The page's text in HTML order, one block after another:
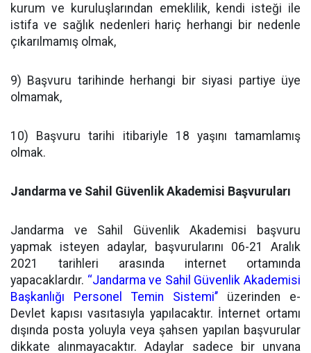
kurum ve kuruluşlarından emeklilik, kendi isteği ile
istifa ve sağlık nedenleri hariç herhangi bir nedenle
çıkarılmamış olmak,
9) Başvuru tarihinde herhangi bir siyasi partiye üye
olmamak,
10) Başvuru tarihi itibariyle 18 yaşını tamamlamış
olmak.
Jandarma ve Sahil Güvenlik Akademisi Başvuruları
Jandarma ve Sahil Güvenlik Akademisi başvuru
yapmak isteyen adaylar, başvurularını 06-21 Aralık
2021 tarihleri arasında internet ortamında
yapacaklardır. ‘‘Jandarma ve Sahil Güvenlik Akademisi
Başkanlığı Personel Temin Sistemi’’ üzerinden e-
Devlet kapısı vasıtasıyla yapılacaktır. İnternet ortamı
dışında posta yoluyla veya şahsen yapılan başvurular
dikkate alınmayacaktır. Adaylar sadece bir unvana